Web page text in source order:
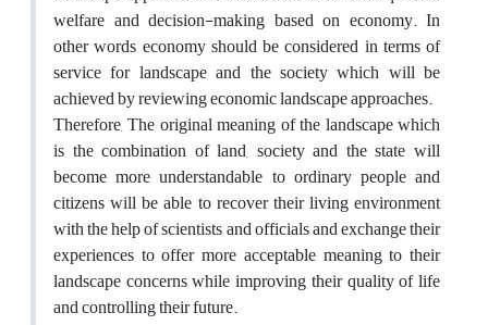
welfare and decision-making based on economy. In
other words economy should be considered in terms of
service for landscape and the society which will be
achieved by reviewing economic landscape approaches.
Therefore, The original meaning of the landscape which
is the combination of land, society and the state will
become more understandable to ordinary people and
citizens will be able to recover their living environment
with the help of scientists and officials and exchange their
experiences to offer more acceptable meaning to their
landscape concerns while improving their quality of life
and controlling their future.